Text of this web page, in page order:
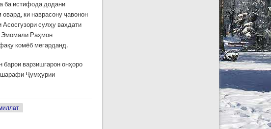
ба истифода додани
ки наврасону ҷавонон
сулҳу ваҳдати
Эмомалӣ Раҳмон
комёб мегарданд.
варзишгарон онҳоро
шарафи Ҷумҳурии